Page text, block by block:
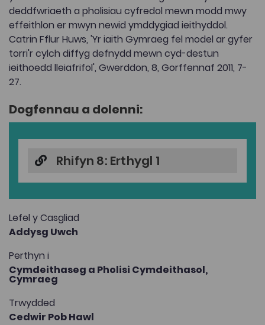
deddfwriaeth a pholisiau cyfredol mewn modd mwy
effeithlon er mwyn newid ymddygiad ieithyddol.
Catrin Fflur Huws, 'Yr iaith Gymraeg fel model ar gyfer
torri'r cylch diffyg defnydd mewn cyd-destun
ieithoedd lleiafrifol', Gwerddon, 8, Gorffennaf 2011, 7-
27.
Dogfennau a dolenni:
Rhifyn 8: Erthygl 1
Lefel y Casgliad
Addysg Uwch
Perthyn i
Cymdeithaseg a Pholisi Cymdeithasol,
Cymraeg
Trwydded
Cedwir Pob Hawl